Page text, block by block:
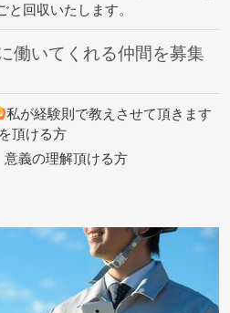
と回収いたします。
働いてくれる仲間を募集
私が経験則で教えさせて頂きます
頂ける方
義の理解頂ける方